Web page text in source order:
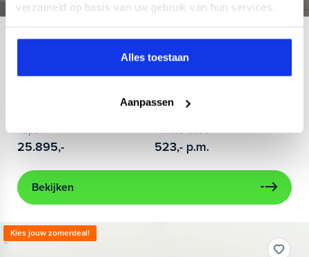
verzameld op basis van uw gebruik van hun services.
Alles toestaan
Aanpassen
Kia Niro
1.6 GDi Hybrid DynamicLine
Apple Carplay/Android Auto
Kopen
25.895,-
Private lease
523,- p.m.
Bekijken
Kies jouw zomerdeal!